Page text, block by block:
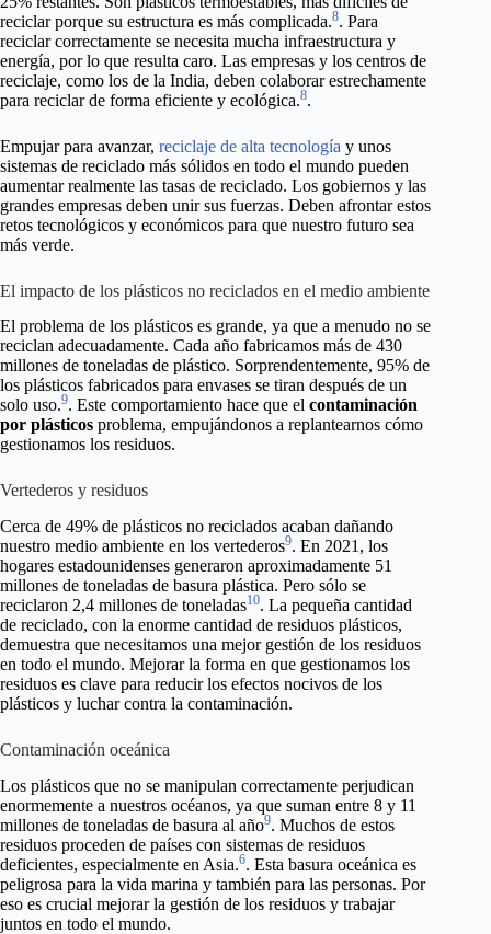
reciclar porque su estructura es más complicada.8. Para
reciclar correctamente se necesita mucha infraestructura y
energía, por lo que resulta caro. Las empresas y los centros de
reciclaje, como los de la India, deben colaborar estrechamente
para reciclar de forma eficiente y ecológica.8.
Empujar para avanzar, reciclaje de alta tecnología y unos
sistemas de reciclado más sólidos en todo el mundo pueden
aumentar realmente las tasas de reciclado. Los gobiernos y las
grandes empresas deben unir sus fuerzas. Deben afrontar estos
retos tecnológicos y económicos para que nuestro futuro sea
más verde.
El impacto de los plásticos no reciclados en el medio ambiente
El problema de los plásticos es grande, ya que a menudo no se
reciclan adecuadamente. Cada año fabricamos más de 430
millones de toneladas de plástico. Sorprendentemente, 95% de
los plásticos fabricados para envases se tiran después de un
solo uso.9. Este comportamiento hace que el contaminación
por plásticos problema, empujándonos a replantearnos cómo
gestionamos los residuos.
Vertederos y residuos
Cerca de 49% de plásticos no reciclados acaban dañando
nuestro medio ambiente en los vertederos9. En 2021, los
hogares estadounidenses generaron aproximadamente 51
millones de toneladas de basura plástica. Pero sólo se
reciclaron 2,4 millones de toneladas10. La pequeña cantidad
de reciclado, con la enorme cantidad de residuos plásticos,
demuestra que necesitamos una mejor gestión de los residuos
en todo el mundo. Mejorar la forma en que gestionamos los
residuos es clave para reducir los efectos nocivos de los
plásticos y luchar contra la contaminación.
Contaminación oceánica
Los plásticos que no se manipulan correctamente perjudican
enormemente a nuestros océanos, ya que suman entre 8 y 11
millones de toneladas de basura al año9. Muchos de estos
residuos proceden de países con sistemas de residuos
deficientes, especialmente en Asia.6. Esta basura oceánica es
peligrosa para la vida marina y también para las personas. Por
eso es crucial mejorar la gestión de los residuos y trabajar
juntos en todo el mundo.